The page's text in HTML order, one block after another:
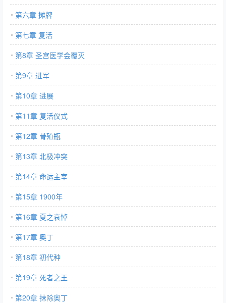
第六章 摊牌
第七章 复活
第8章 圣宫医学会覆灭
第9章 进军
第10章 进展
第11章 复活仪式
第12章 骨殖瓶
第13章 北极冲突
第14章 命运主宰
第15章 1900年
第16章 夏之哀悼
第17章 奥丁
第18章 初代种
第19章 死者之王
第20章 抹除奥丁